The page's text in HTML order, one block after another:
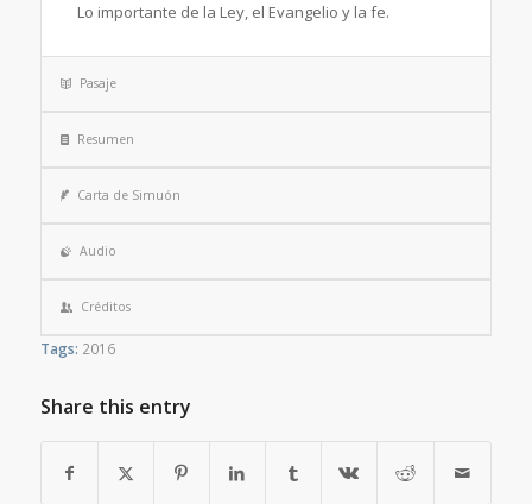
Lo importante de la Ley, el Evangelio y la fe.
Pasaje
Resumen
Carta de Simuón
Audio
Créditos
Tags: 2016
Share this entry